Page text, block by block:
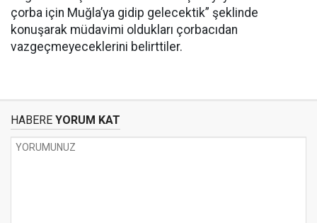
çorba için Muğla’ya gidip gelecektik” şeklinde
konuşarak müdavimi oldukları çorbacıdan
vazgeçmeyeceklerini belirttiler.
HABERE YORUM KAT